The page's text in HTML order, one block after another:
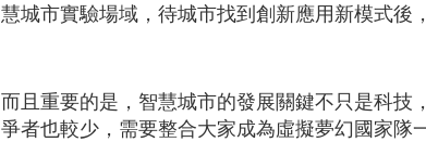
慧城市實驗場域，待城市找到創新應用新模式後
而且重要的是，智慧城市的發展關鍵不只是科
爭者也較少，需要整合大家成為虛擬夢幻國家隊